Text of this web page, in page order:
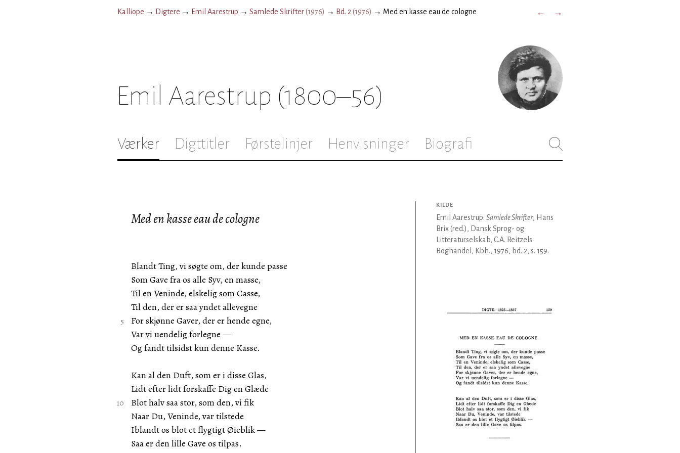
Kalliope → Digtere → Emil Aarestrup → Samlede Skrifter(1976) → Bd. 2 (1976) → Med en kasse eau de cologne ← →
Emil Aarestrup (1800–56)
Værker Digttitler Førstelinjer Henvisninger Biografi
Med en kasse eau de cologne
Blandt Ting, vi søgte om, der kunde passe
Som Gave fra os alle Syv, en masse,
Til en Veninde, elskelig som Casse,
Til den, der er saa yndet allevegne
For skjønne Gaver, der er hende egne,
Var vi uendelig forlegne —
Og fandt tilsidst kun denne Kasse.
Kan al den Duft, som er i disse Glas,
Lidt efter lidt forskaffe Dig en Glæde
Blot halv saa stor, som den, vi fik
Naar Du, Veninde, var tilstede
Iblandt os blot et flygtigt Øieblik —
Saa er den lille Gave os tilpas.
KILDE
Emil Aarestrup: Samlede Skrifter, Hans
Brix (red.), Dansk Sprog- og
Litteraturselskab, C.A. Reitzels
Boghandel, Kbh., 1976, bd. 2, s. 159.